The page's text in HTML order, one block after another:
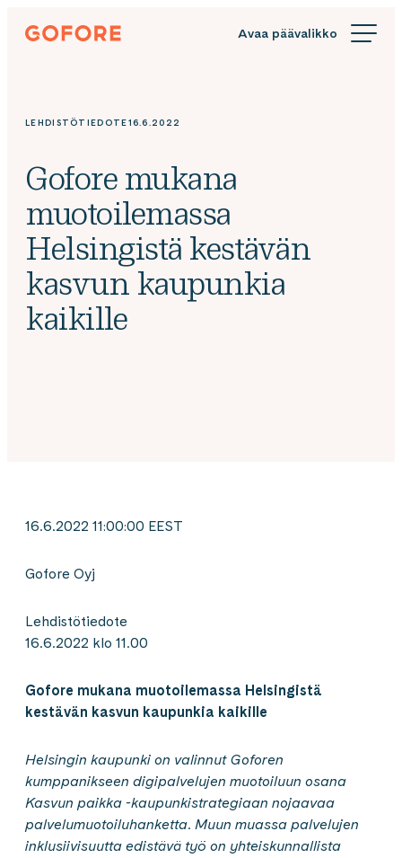
Siirry
suoraan
Gofore
knowledge
LEHDISTÖTIEDOTE16.6.2022
Gofore mukana
muotoilemassa
Helsingistä kestävän
kasvun kaupunkia
kaikille
16.6.2022 11:00:00 EEST
Gofore Oyj
Lehdistötiedote
16.6.2022 klo 11.00
Gofore mukana muotoilemassa Helsingistä
kestävän kasvun kaupunkia kaikille
Helsingin kaupunki on valinnut Goforen
kumppanikseen digipalvelujen muotoiluun osana
Kasvun paikka -kaupunkistrategiaan nojaavaa
palvelumuotoiluhanketta. Muun muassa palvelujen
inklusiivisuutta edistävä työ on yhteiskunnallista